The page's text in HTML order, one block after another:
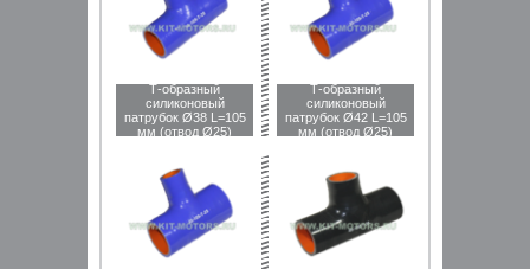
Т-образный
силиконовый
патрубок Ø38 L=105
мм (отвод Ø25)
Т-образный
силиконовый
патрубок Ø42 L=105
мм (отвод Ø25)